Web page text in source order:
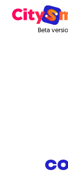
Beta